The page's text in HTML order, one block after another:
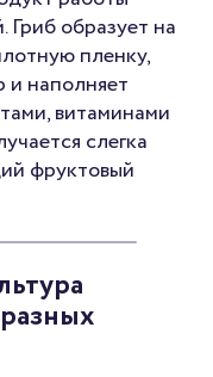
образует на
пленку,
и наполняет
витаминами
слегка
фруктовый